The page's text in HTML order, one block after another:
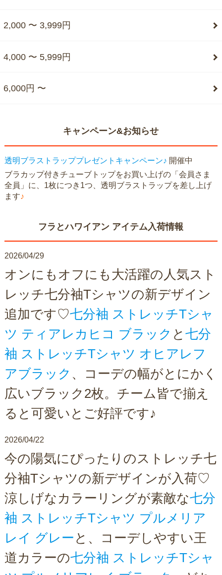
2,000 〜 3,999円
4,000 〜 5,999円
6,000円 〜
キャンペーン&お知らせ
透明ブラストラッププレゼントキャンペーン♪ 開催中
ブラカップ付きチューブトップをお買い上げの「会員さま
全員」に、1枚につき1つ、透明ブラストラップを差し上げ
ます♪
フラとハワイアン アイテム入荷情報
2026/04/29
オンにもオフにも大活躍の人気スト
レッチ七分袖Tシャツの新デザイン
追加です♡七分袖 ストレッチTシャ
ツ ティアレカヒコ ブラック と 七分
袖 ストレッチTシャツ オヒアレフ
アブラック 、コーデの幅がとにかく
広いブラック2枚。チーム皆で揃え
ると可愛いとご好評です♪
2026/04/22
今の陽気にぴったりのストレッチ七
分袖Tシャツの新デザインが入荷♡
涼しげなカラーリングが素敵な七分
袖 ストレッチTシャツ プルメリア
レイ グレー と、コーデしやすい王
道カラーの七分袖 ストレッチTシャ